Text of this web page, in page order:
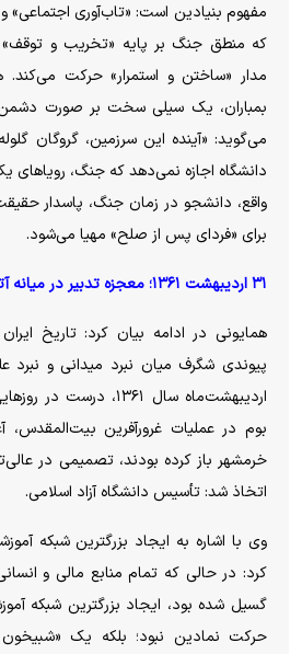
مفهوم بنیادین است: «تاب‌آوری اجتماعی» و
که منطق جنگ بر پایه «تخریب و توقف»
مدار «ساختن و استمرار» حرکت
بمباران، یک سیلی سخت بر صورت
می‌گوید: «آینده این سرزمین، گروگان
دانشگاه اجازه نمی‌دهد که جنگ، رویا‌های
واقع، دانشجو در زمان جنگ، پاسدار
برای «فردای پس از صلح» مهیا می‌شود.
۳۱اردیبهشت ۱۳۶۱؛ معجزه تدبیر در میانه آتش
همایونی در ادامه بیان کرد: تاریخ
پیوندی شگرف میان نبرد میدانی و
اردیبهشت‌ماه سال ۱۳۶۱،
بوم در عملیات غرورآفرین بیت‌المقدس،
خرمشهر باز کرده بودند، تصمیمی در
اتخاذ شد: تأسیس دانشگاه آزاد اسلامی.
وی با اشاره به ایجاد بزرگترین شبکه
کرد: در حالی که تمام منابع مالی و
گسیل شده بود، ایجاد بزرگترین شبکه
حرکت نمادین نبود؛ بلکه یک